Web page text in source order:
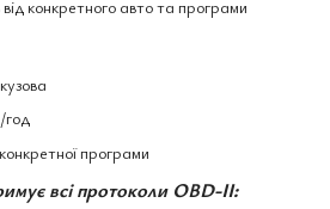
конкретного авто та програми
год
програми
всі протоколи OBD-II: